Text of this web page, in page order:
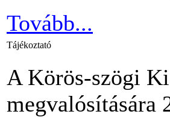
Tovább...
Tájékoztató
A Körös-szögi
megvalósítására